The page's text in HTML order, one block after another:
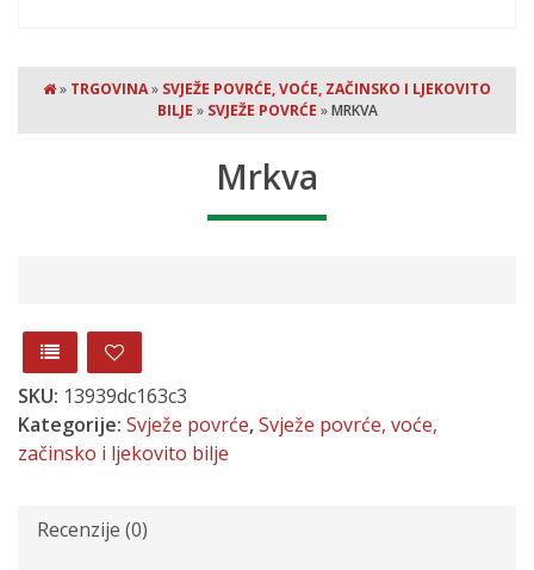
» TRGOVINA» SVJEŽE POVRĆE, VOĆE, ZAČINSKO I LJEKOVITO
BILJE » SVJEŽE POVRĆE »MRKVA
Mrkva
SKU: 13939dc163c3
Kategorije: Svježe povrće,Svježe povrće, voće,
začinsko i ljekovito bilje
Recenzije (0)